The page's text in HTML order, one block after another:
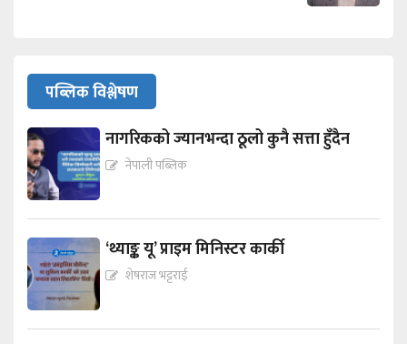
पब्लिक विश्लेषण
नागरिकको ज्यानभन्दा ठूलो कुनै सत्ता हुँदैन
नेपाली पब्लिक
‘थ्याङ्क यू’ प्राइम मिनिस्टर कार्की
शेषराज भट्टराई